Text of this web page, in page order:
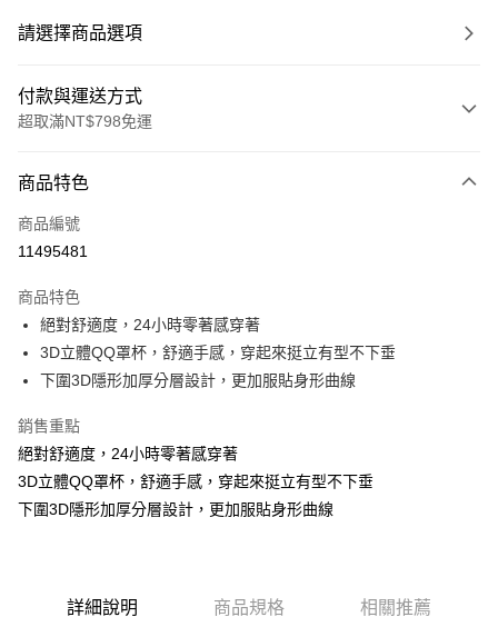
請選擇商品選項
付款與運送方式
超取滿NT$798免運
信用卡一次付款
超商取貨付款
Apple Pay
街口支付
ATM付款
貨到付款
每筆NT$70，滿NT$799(含以上)免運費
商品特色
商品編號
11495481
商品特色
絕對舒適度，24小時零著感穿著
3D立體QQ罩杯，舒適手感，穿起來挺立有型不下垂
下圍3D隱形加厚分層設計，更加服貼身形曲線
銷售重點
絕對舒適度，24小時零著感穿著
3D立體QQ罩杯，舒適手感，穿起來挺立有型不下垂
下圍3D隱形加厚分層設計，更加服貼身形曲線
詳細說明 商品規格 相關推薦